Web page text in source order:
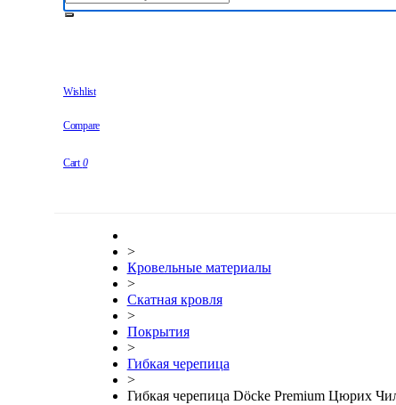
Wishlist
Compare
Cart 0
>
Кровельные материалы
>
Скатная кровля
>
Покрытия
>
Гибкая черепица
>
Гибкая черепица Döcke Premium Цюрих